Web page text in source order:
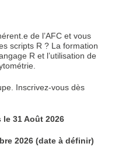
de l’AFC et vous
scripts R ? La formation
R et l’utilisation de
Inscrivez-vous dès
31 Août 2026
2026 (date à définir)